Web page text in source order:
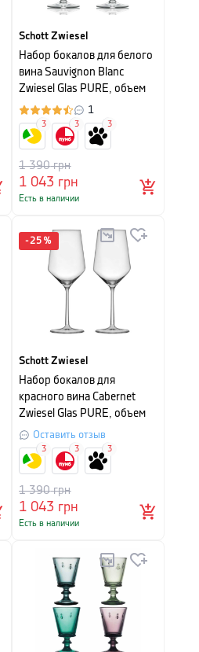
Schott Zwiesel
Набор бокалов для белого
вина Sauvignon Blanc
Zwiesel Glas PURE, объем
0,408 л, прозрачный, 2 шт
1
1 043 грн
1 390грн
Есть в наличии
3 3 3
-25 %
Schott Zwiesel
Набор бокалов для
красного вина Cabernet
Zwiesel Glas PURE, объем
0,550 л, прозрачный, 2 шт
Оставить отзыв
1 043 грн
1 390грн
Есть в наличии
3 3 3